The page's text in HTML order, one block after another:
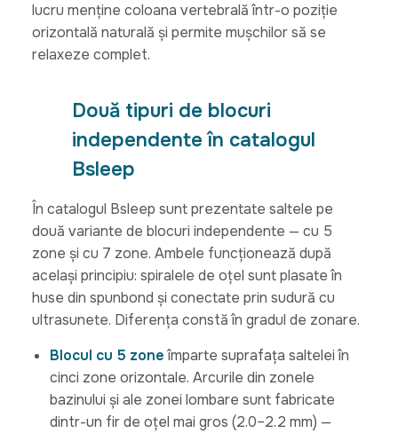
lucru menține coloana vertebrală într-o poziție
orizontală naturală și permite mușchilor să se
relaxeze complet.
Două tipuri de blocuri
independente în catalogul
Bsleep
În catalogul Bsleep sunt prezentate saltele pe
două variante de blocuri independente — cu 5
zone și cu 7 zone. Ambele funcționează după
același principiu: spiralele de oțel sunt plasate în
huse din spunbond și conectate prin sudură cu
ultrasunete. Diferența constă în gradul de zonare.
Blocul cu 5 zoneîmparte suprafața saltelei în
cinci zone orizontale. Arcurile din zonele
bazinului și ale zonei lombare sunt fabricate
dintr-un fir de oțel mai gros (2.0–2.2 mm) —